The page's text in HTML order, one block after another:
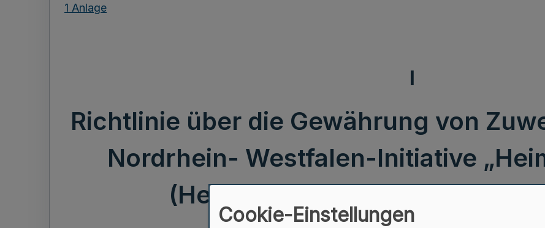
1 Anlage
I
Richtlinie über die Gewährung von
Nordrhein- Westfalen-Initiative
(Heimat-Werkstatt Nordrhein-
Cookie-Einstellungen